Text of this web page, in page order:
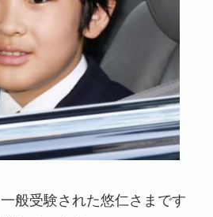
般受験された悠仁さまです